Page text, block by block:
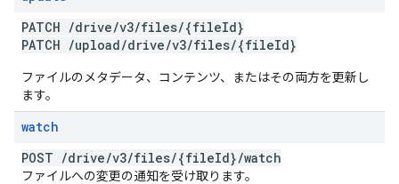
PATCH /drive/v3/files/{fileId}
PATCH /upload/drive/v3/files/{fileId}
ファイルのメタデータ、コンテンツ、またはその両方を更新し
ます。
watch
POST /drive/v3/files/{fileId}/watch
ファイルへの変更の通知を受け取ります。